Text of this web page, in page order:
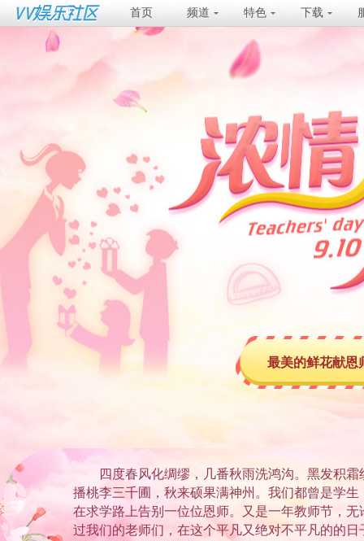
首页 频道 特色 下载
最美的鲜花献恩
四度春风化绸缪，几番秋雨洗鸿沟。黑发积
播桃李三千圃，秋来硕果满神州。我们都曾是学
在求学路上告别一位位恩师。又是一年教师节，
过我们的老师们，在这个平凡又绝对不平凡的的